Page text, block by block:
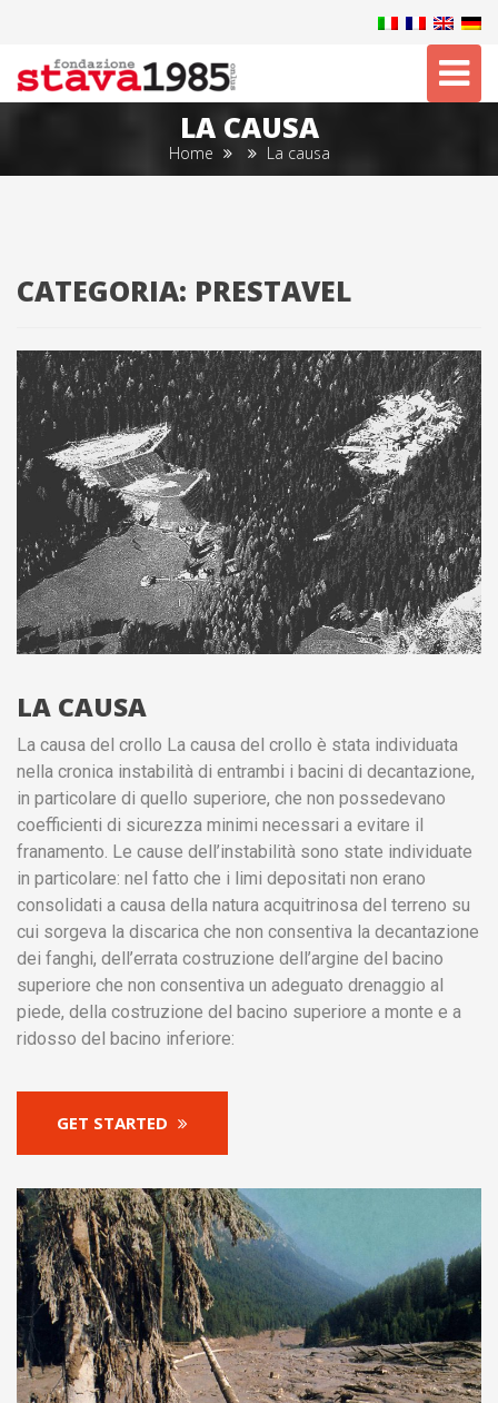
LA CAUSA
Home La causa
CATEGORIA: PRESTAVEL
LA CAUSA
La causa del crollo La causa del crollo è stata individuata
nella cronica instabilità di entrambi i bacini di decantazione,
in particolare di quello superiore, che non possedevano
coefficienti di sicurezza minimi necessari a evitare il
franamento. Le cause dell’instabilità sono state individuate
in particolare: nel fatto che i limi depositati non erano
consolidati a causa della natura acquitrinosa del terreno su
cui sorgeva la discarica che non consentiva la decantazione
dei fanghi, dell’errata costruzione dell’argine del bacino
superiore che non consentiva un adeguato drenaggio al
piede, della costruzione del bacino superiore a monte e a
ridosso del bacino inferiore:
GET STARTED